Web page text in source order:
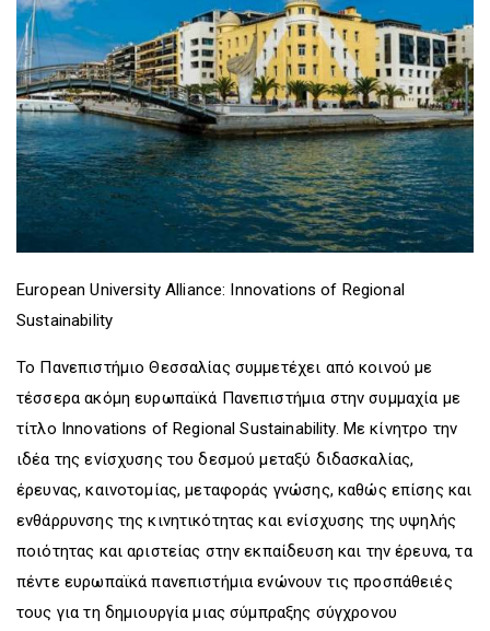
D
O
W
N
T
R
I
G
G
E
R
O
W
N
T
R
I
G
G
E
R
D
O
W
N
T
R
I
G
G
E
R
European University Alliance: Innovations of Regional
Sustainability
To Πανεπιστήμιο Θεσσαλίας συμμετέχει από κοινού με
τέσσερα ακόμη ευρωπαϊκά Πανεπιστήμια στην συμμαχία με
τίτλο Ιnnovations of Regional Sustainability. Με κίνητρο την
ιδέα της ενίσχυσης του δεσμού μεταξύ διδασκαλίας,
έρευνας, καινοτομίας, μεταφοράς γνώσης, καθώς επίσης και
ενθάρρυνσης της κινητικότητας και ενίσχυσης της υψηλής
ποιότητας και αριστείας στην εκπαίδευση και την έρευνα, τα
πέντε ευρωπαϊκά πανεπιστήμια ενώνουν τις προσπάθειές
τους για τη δημιουργία μιας σύμπραξης σύγχρονου